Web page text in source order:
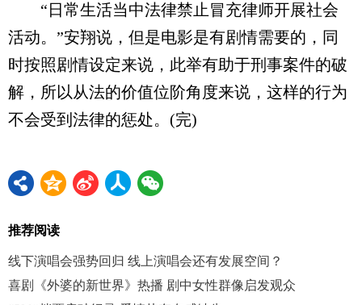
“日常生活当中法律禁止冒充律师开展社会
活动。”安翔说，但是电影是有剧情需要的，同
时按照剧情设定来说，此举有助于刑事案件的破
解，所以从法的价值位阶角度来说，这样的行为
不会受到法律的惩处。(完)
推荐阅读
线下演唱会强势回归 线上演唱会还有发展空间？
喜剧《外婆的新世界》热播 剧中女性群像启发观众